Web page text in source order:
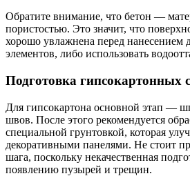
Обратите внимание, что бетон —
пористостью. Это значит, что
хорошо увлажнена перед нанесением
элементов, либо использовать
Подготовка гипсокартонных
Для гипсокартона основной этап —
швов. После этого рекомендуется
специальной грунтовкой, которая
декоративными панелями. Не стоит
шага, поскольку некачественная
появлению пузырей и трещин.